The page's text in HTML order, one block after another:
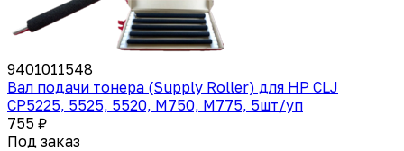
9401011548
Вал подачи тонера (Supply Roller) для HP CLJ
СP5225, 5525, 5520, M750, M775, 5шт/уп
755 ₽
Под заказ